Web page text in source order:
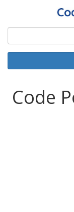
Code